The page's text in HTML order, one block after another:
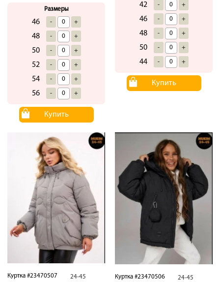
Размеры
46 - +
48 - +
50 - +
52 - +
54 - +
56 - +
Купить
42 - +
46 - +
48 - +
50 - +
44 - +
Купить
Куртка #23470507 24-45 Куртка #23470506 24-45